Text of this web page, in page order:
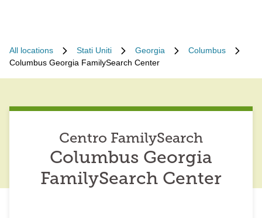
All locations Stati Uniti Georgia
Columbus
Columbus Georgia FamilySearch Center
Centro FamilySearch
Columbus Georgia
FamilySearch Center